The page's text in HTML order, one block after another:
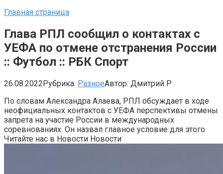
Главная страница
Глава РПЛ сообщил о контактах с
УЕФА по отмене отстранения России
:: Футбол :: РБК Спорт
26.08.2022Рубрика: РазноеАвтор: Дмитрий Р
По словам Александра Алаева, РПЛ обсуждает в ходе
неофициальных контактов с УЕФА перспективы отмены
запрета на участие России в международных
соревнованиях. Он назвал главное условие для этого
Читайте нас в Новости Новости